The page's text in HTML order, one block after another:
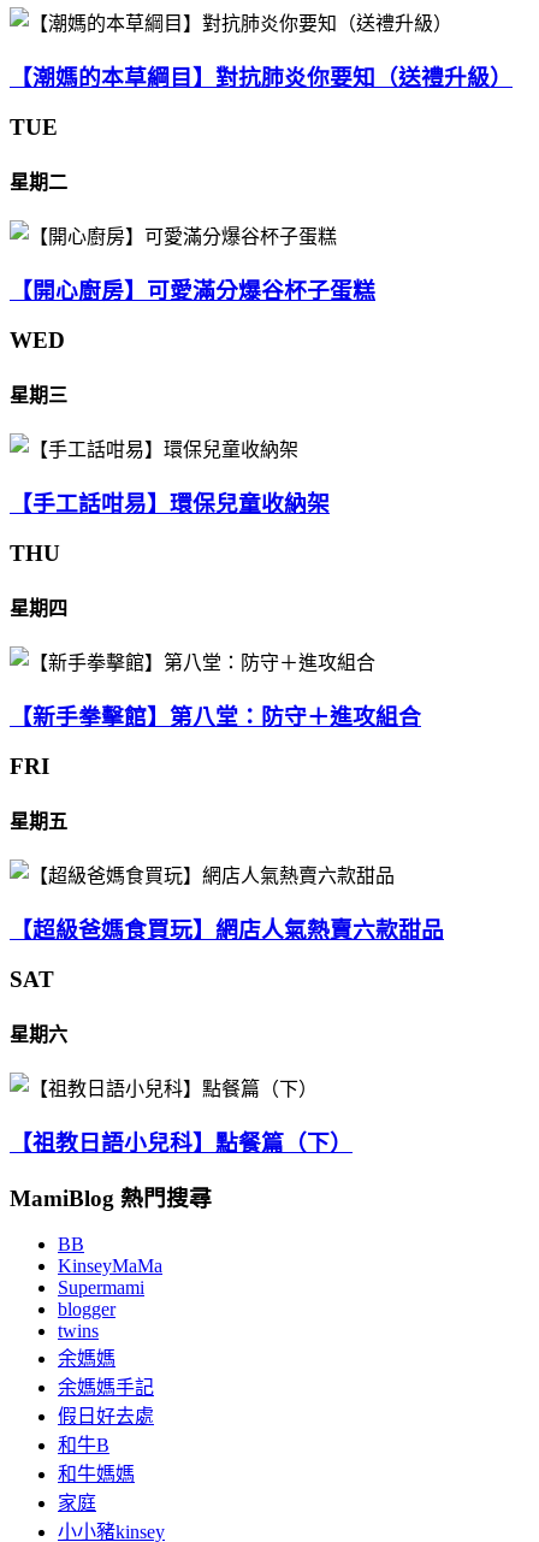
【潮媽的本草綱目】對抗肺炎你要知（送禮升級）
TUE
星期二
【開心廚房】可愛滿分爆谷杯子蛋糕
WED
星期三
【手工話咁易】環保兒童收納架
THU
星期四
【新手拳擊館】第八堂：防守＋進攻組合
FRI
星期五
【超級爸媽食買玩】網店人氣熱賣六款甜品
SAT
星期六
【祖教日語小兒科】點餐篇（下）
MamiBlog 熱門搜尋
BB
KinseyMaMa
Supermami
blogger
twins
余媽媽
余媽媽手記
假日好去處
和牛B
和牛媽媽
家庭
小小豬kinsey